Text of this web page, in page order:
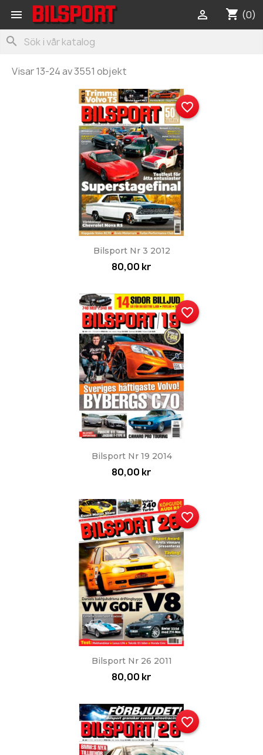
 shopping_cart (0)

search
Visar 13-24 av 3551 objekt
Bilsport Nr 3 2012
80,00 kr
favorite_border
Bilsport Nr 19 2014
80,00 kr
favorite_border
Bilsport Nr 26 2011
80,00 kr
favorite_border
favorite_border